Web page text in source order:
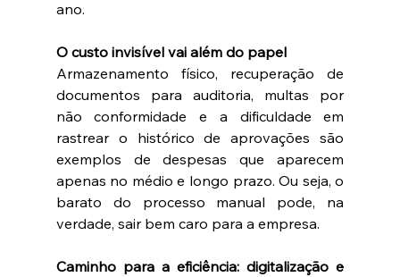
ano.
O custo invisível vai além do papel
Armazenamento físico, recuperação de
documentos para auditoria, multas por
não conformidade e a dificuldade em
rastrear o histórico de aprovações são
exemplos de despesas que aparecem
apenas no médio e longo prazo. Ou seja, o
barato do processo manual pode, na
verdade, sair bem caro para a empresa.
Caminho para a eficiência: digitalização e